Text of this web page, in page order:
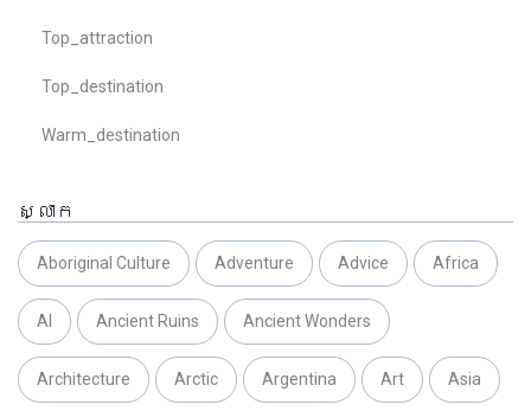
Top_attraction
Top_destination
Warm_destination
ស្លាក
Aboriginal Culture Adventure Advice Africa
AI Ancient Ruins Ancient Wonders
Architecture Arctic Argentina Art Asia